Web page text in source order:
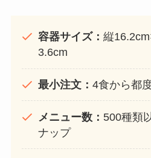
容器サイズ： 縦
3.6cm
最小注文： 4食から都
メニュー数： 500種類
ナップ